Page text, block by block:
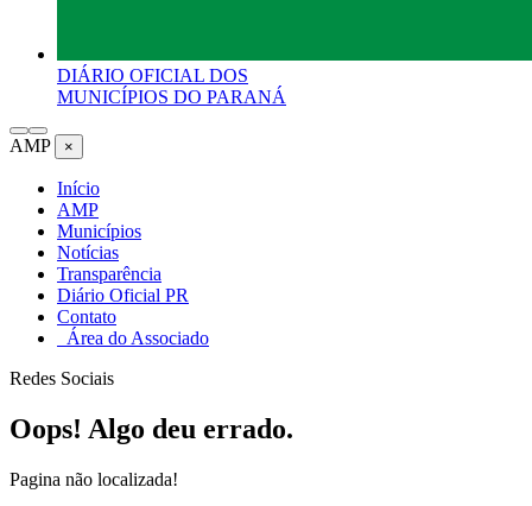
DIÁRIO OFICIAL DOS
MUNICÍPIOS DO PARANÁ
AMP ×
Início
AMP
Municípios
Notícias
Transparência
Diário Oficial PR
Contato
Área do Associado
Redes Sociais
Oops! Algo deu errado.
Pagina não localizada!